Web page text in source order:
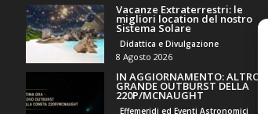
Vacanze Extraterrestri: le
migliori location del nostro
Sistema Solare
Didattica e Divulgazione
8 Agosto 2026
IN AGGIORNAMENTO: ALTRO
GRANDE OUTBURST DELLA
220P/MCNAUGHT
Effemeridi ed Eventi Astronomici